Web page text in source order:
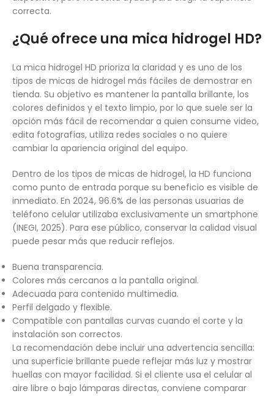
correcta.
¿Qué ofrece una mica hidrogel HD?
La mica hidrogel HD prioriza la claridad y es uno de los
tipos de micas de hidrogel más fáciles de demostrar en
tienda. Su objetivo es mantener la pantalla brillante, los
colores definidos y el texto limpio, por lo que suele ser la
opción más fácil de recomendar a quien consume video,
edita fotografías, utiliza redes sociales o no quiere
cambiar la apariencia original del equipo.
Dentro de los tipos de micas de hidrogel, la HD funciona
como punto de entrada porque su beneficio es visible de
inmediato. En 2024, 96.6% de las personas usuarias de
teléfono celular utilizaba exclusivamente un smartphone
(INEGI, 2025). Para ese público, conservar la calidad visual
puede pesar más que reducir reflejos.
Buena transparencia.
Colores más cercanos a la pantalla original.
Adecuada para contenido multimedia.
Perfil delgado y flexible.
Compatible con pantallas curvas cuando el corte y la
instalación son correctos.
La recomendación debe incluir una advertencia sencilla:
una superficie brillante puede reflejar más luz y mostrar
huellas con mayor facilidad. Si el cliente usa el celular al
aire libre o bajo lámparas directas, conviene comparar